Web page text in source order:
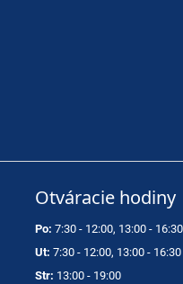
Otváracie hodiny
Po: 7:30 - 12:00, 13:00 - 16:30
Ut: 7:30 - 12:00, 13:00 - 16:30
Str: 13:00 - 19:00